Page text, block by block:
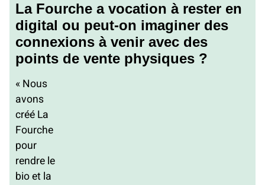
La Fourche a vocation à rester en
digital ou peut-on imaginer des
connexions à venir avec des
points de vente physiques ?
« Nous
avons
créé La
Fourche
pour
rendre le
bio et la